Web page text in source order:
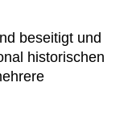
beseitigt und
historischen